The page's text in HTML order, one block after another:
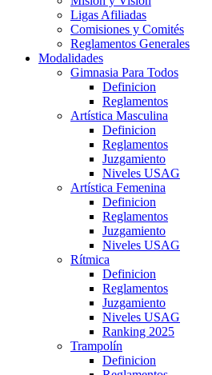
Ligas Afiliadas
Comisiones y Comités
Reglamentos Generales
Modalidades
Gimnasia Para Todos
Definicion
Reglamentos
Artística Masculina
Definicion
Reglamentos
Juzgamiento
Niveles USAG
Artística Femenina
Definicion
Reglamentos
Juzgamiento
Niveles USAG
Rítmica
Definicion
Reglamentos
Juzgamiento
Niveles USAG
Ranking 2025
Trampolín
Definicion